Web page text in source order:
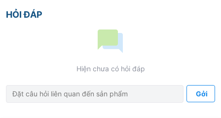
HỎI ĐÁP
Hiện chưa có hỏi đáp
Gởi